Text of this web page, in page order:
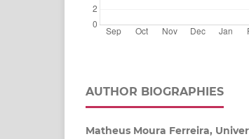
AUTHOR BIOGRAPHIES
Matheus Moura Ferreira,